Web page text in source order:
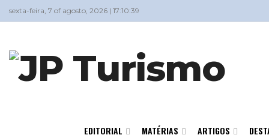
sexta-feira, 7 of agosto, 2026 | 17:10:39
EDITORIAL MATÉRIAS ARTIGOS